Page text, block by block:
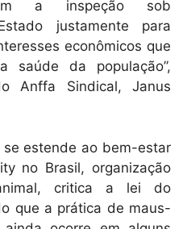
a inspeção sob
justamente para
econômicos que
saúde da população”,
Anffa Sindical, Janus
estende ao bem-estar
no Brasil, organização
critica a lei do
que a prática de maus-